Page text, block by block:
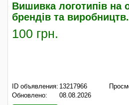
Вишивка логотипів на
брендів та
100 грн.
ID объявления: 13217966
Обновлено:
08.08.2026